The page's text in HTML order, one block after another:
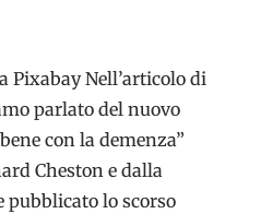
Pixabay Nell’articolo di
parlato del nuovo
con la demenza”
Cheston e dalla
pubblicato lo scorso